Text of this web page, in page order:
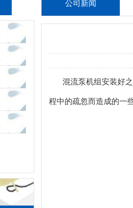
公司新闻
混流泵机组安装好
程中的疏忽而造成的一